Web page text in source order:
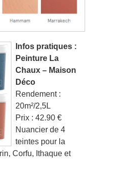
Infos pratiques :
Peinture La
Chaux – Maison
Déco
Rendement :
20m²/2,5L
Prix : 42.90 €
Nuancier de 4
teintes pour la
Corfu, Ithaque et